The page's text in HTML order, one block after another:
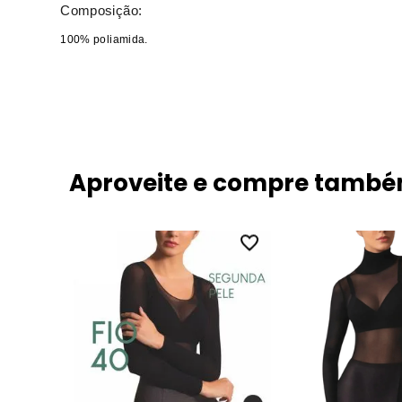
Composição:
100% poliamida.
Aproveite e compre